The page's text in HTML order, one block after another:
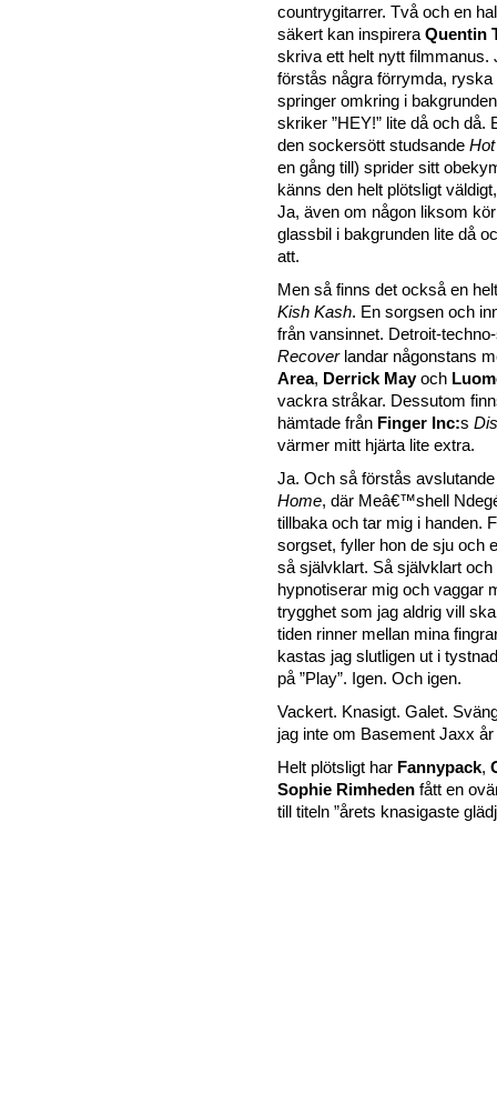
countrygitarrer. Två och en
säkert kan inspirera Quentin
skriva ett helt nytt filmmanus.
förstås några förrymda,
springer omkring i
skriker ”HEY!” lite då och då.
den sockersött studsande
en gång till) sprider sitt
känns den helt plötsligt
Ja, även om någon liksom
glassbil i bakgrunden lite då
att.
Men så finns det också en
Kish Kash. En sorgsen och
från vansinnet. Detroit-
Recoverlandar någonstans
Area, Derrick Mayoch
vackra stråkar. Dessutom
hämtade från Finger Inc:s
värmer mitt hjärta lite extra.
Ja. Och så förstås
Home, där Meâ€™shell
tillbaka och tar mig i handen.
sorgset, fyller hon de sju och
så självklart. Så självklart
hypnotiserar mig och vaggar
trygghet som jag aldrig vill
tiden rinner mellan mina
kastas jag slutligen ut i
på ”Play”. Igen. Och igen.
Vackert. Knasigt. Galet.
jag inte om Basement Jaxx år
Helt plötsligt har Fannypack,
Sophie Rimheden fått en
till titeln ”årets knasigaste